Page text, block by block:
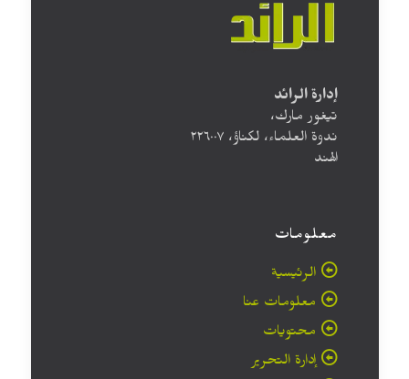
إدارة الرائد
تيغور مارك،
ندوة العلماء، لكناؤ، ۲۲٦۰۰۷
الهند
معلومات
الرئيسية
معلومات عنا
محتويات
إدارة التحرير